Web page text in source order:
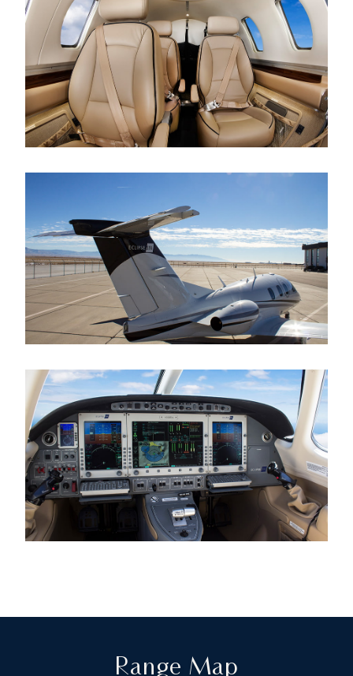
Range Map